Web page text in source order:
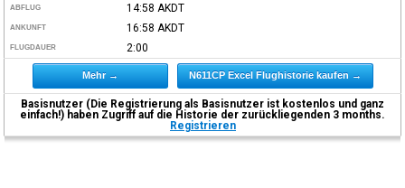
ABFLUG 14:58 AKDT
ANKUNFT 16:58 AKDT
FLUGDAUER 2:00
Mehr → N611CP Excel Flughistorie kaufen →
Basisnutzer (Die Registrierung als Basisnutzer ist kostenlos und ganz
einfach!) haben Zugriff auf die Historie der zurückliegenden 3 months.
Registrieren